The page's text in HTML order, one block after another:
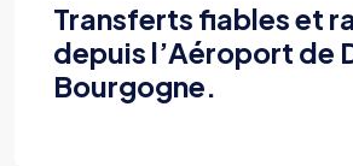
Visitez Dijon avec
sérénité grâce à